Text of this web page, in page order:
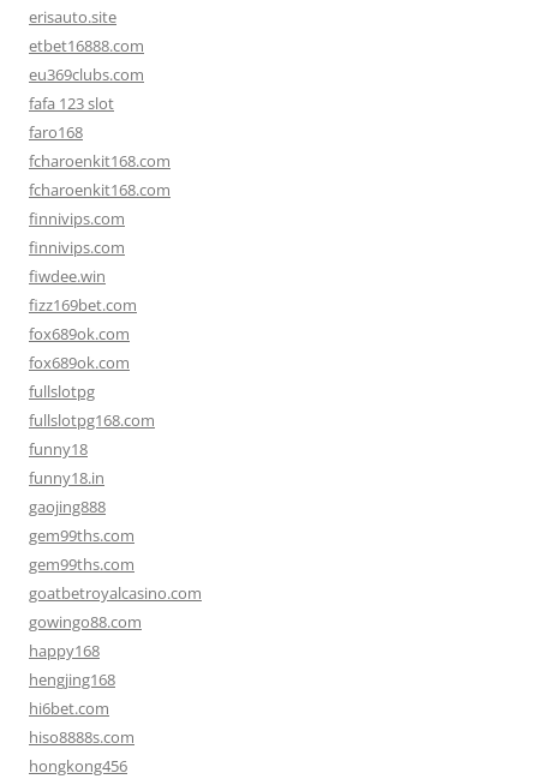
erisauto.site
etbet16888.com
eu369clubs.com
fafa 123 slot
faro168
fcharoenkit168.com
fcharoenkit168.com
finnivips.com
finnivips.com
fiwdee.win
fizz169bet.com
fox689ok.com
fox689ok.com
fullslotpg
fullslotpg168.com
funny18
funny18.in
gaojing888
gem99ths.com
gem99ths.com
goatbetroyalcasino.com
gowingo88.com
happy168
hengjing168
hi6bet.com
hiso8888s.com
hongkong456